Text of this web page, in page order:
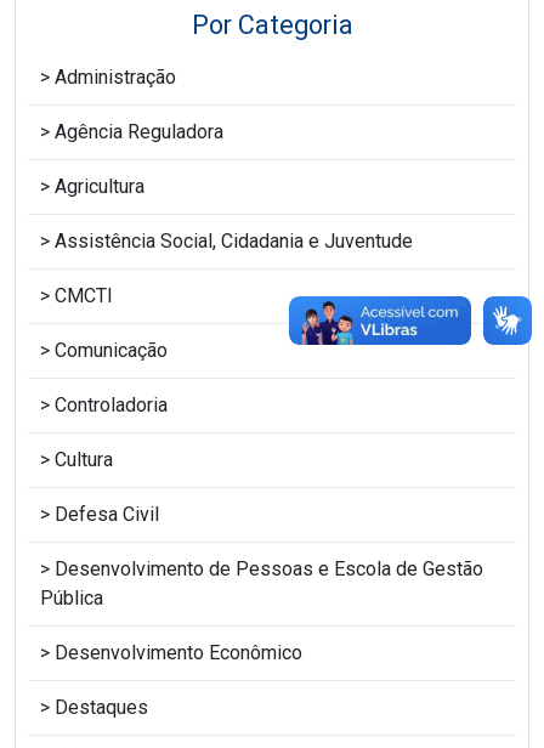
Por Categoria
Administração
Agência Reguladora
Agricultura
Assistência Social, Cidadania e Juventude
CMCTI
Comunicação
Controladoria
Cultura
Defesa Civil
Desenvolvimento de Pessoas e Escola de Gestão
Pública
Desenvolvimento Econômico
Destaques